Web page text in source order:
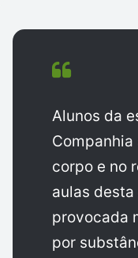
Alunos da
corpo e no
aulas
provocada
por